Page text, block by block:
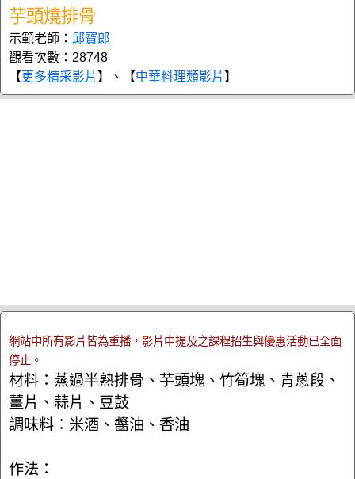
芋頭燒排骨
示範老師： 邱寶郎
觀看次數：28748
【更多精采影片 】、【中華料理類影片 】
網站中所有影片皆為重播，影片中提及之課程招生與優惠活動已全面
停止。
材料：蒸過半熟排骨、芋頭塊、竹筍塊、青蔥段、
薑片、蒜片、豆鼓
調味料：米酒、醬油、香油
作法：